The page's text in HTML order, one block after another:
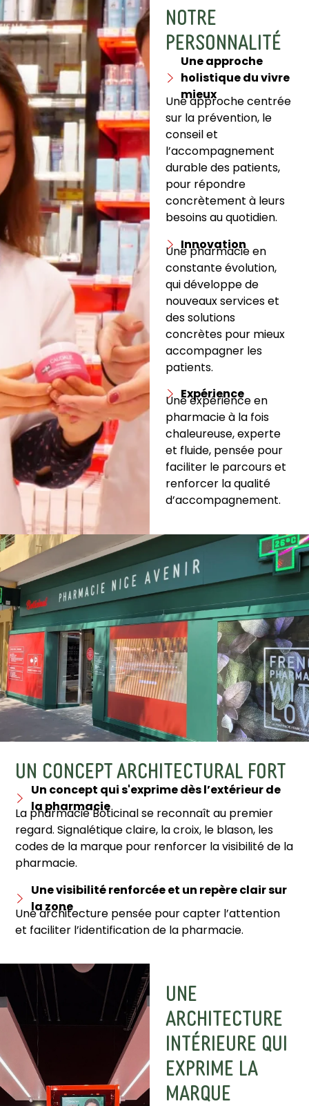
NOTRE
PERSONNALITÉ
Une approche
holistique du vivre
mieux
Une approche centrée
sur la prévention, le
conseil et
l’accompagnement
durable des patients,
pour répondre
concrètement à leurs
besoins au quotidien.
Innovation
Une pharmacie en
constante évolution,
qui développe de
nouveaux services et
des solutions
concrètes pour mieux
accompagner les
patients.
Expérience
Une expérience en
pharmacie à la fois
chaleureuse, experte
et fluide, pensée pour
faciliter le parcours et
renforcer la qualité
d’accompagnement.
UN CONCEPT ARCHITECTURAL FORT
Un concept qui s'exprime dès l’extérieur de
la pharmacie
La pharmacie Boticinal se reconnaît au premier
regard. Signalétique claire, la croix, le blason, les
codes de la marque pour renforcer la visibilité de la
pharmacie.
Une visibilité renforcée et un repère clair sur
la zone
Une architecture pensée pour capter l’attention
et faciliter l’identification de la pharmacie.
UNE
ARCHITECTURE
INTÉRIEURE QUI
EXPRIME LA
MARQUE